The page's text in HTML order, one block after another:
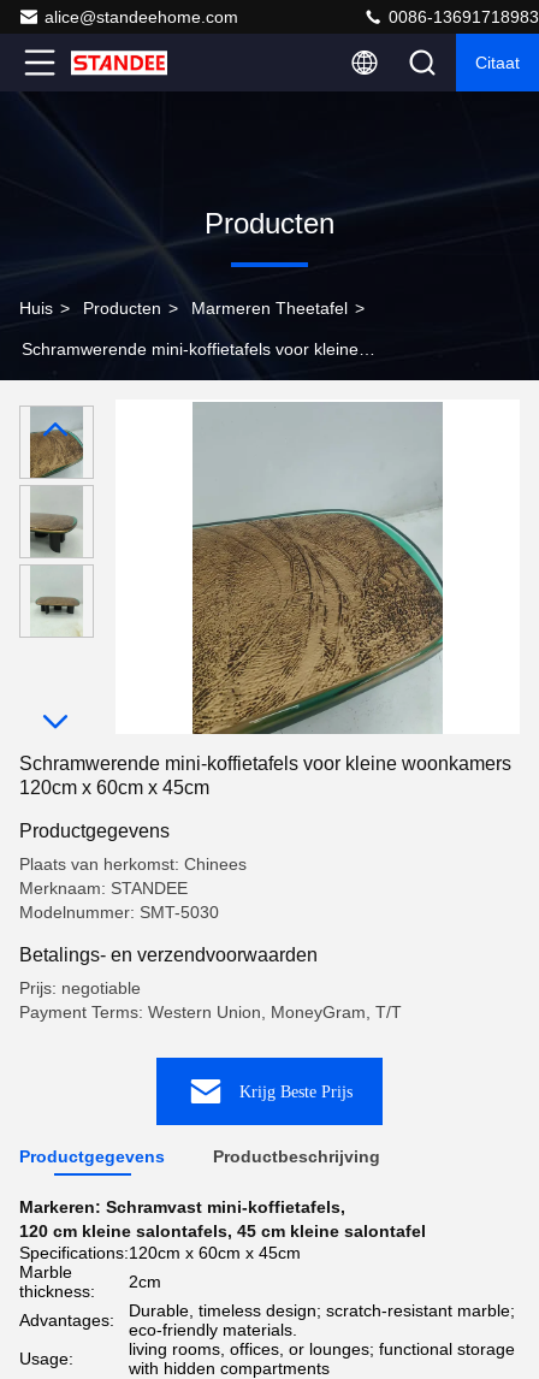
alice@standeehome.com 0086-13691718983
Citaat
Producten
Huis > Producten > Marmeren Theetafel >
Schramwerende mini-koffietafels voor kleine
Schramwerende mini-koffietafels voor kleine woonkamers
120cm x 60cm x 45cm
Productgegevens
Plaats van herkomst: Chinees
Merknaam: STANDEE
Modelnummer: SMT-5030
Betalings- en verzendvoorwaarden
Prijs: negotiable
Payment Terms: Western Union, MoneyGram, T/T
Krijg Beste Prijs
Productgegevens Productbeschrijving
Markeren: Schramvast mini-koffietafels,
120 cm kleine salontafels, 45 cm kleine salontafel
Specifications:120cm x 60cm x 45cm
Marble
thickness:
2cm
Advantages:
Durable, timeless design; scratch-resistant marble;
eco-friendly materials.
Usage:
living rooms, offices, or lounges; functional storage
with hidden compartments